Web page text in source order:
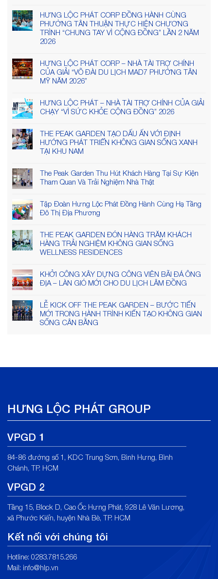
HƯNG LỘC PHÁT CORP ĐỒNG HÀNH CÙNG
PHƯỜNG TÂN THUẬN THỰC HIỆN CHƯƠNG
TRÌNH “CHUNG TAY VÌ CỘNG ĐỒNG” LẦN 2 NĂM
2026
HƯNG LỘC PHÁT CORP – NHÀ TÀI TRỢ CHÍNH
CỦA GIẢI “VÕ ĐÀI DU LỊCH MAD7 PHƯỜNG TÂN
MỸ NĂM 2026”
HƯNG LỘC PHÁT – NHÀ TÀI TRỢ CHÍNH CỦA GIẢI
CHẠY “VÌ SỨC KHỎE CỘNG ĐỒNG” 2026
THE PEAK GARDEN TẠO DẤU ẤN VỚI ĐỊNH
HƯỚNG PHÁT TRIỂN KHÔNG GIAN SỐNG XANH
TẠI KHU NAM
The Peak Garden Thu Hút Khách Hàng Tại Sự Kiện
Tham Quan Và Trải Nghiệm Nhà Thật
Tập Đoàn Hưng Lộc Phát Đồng Hành Cùng Hạ Tầng
Đô Thị Địa Phương
THE PEAK GARDEN ĐÓN HÀNG TRĂM KHÁCH
HÀNG TRẢI NGHIỆM KHÔNG GIAN SỐNG
WELLNESS RESIDENCES
KHỞI CÔNG XÂY DỰNG CÔNG VIÊN BÃI ĐÁ ÔNG
ĐỊA – LÀN GIÓ MỚI CHO DU LỊCH LÂM ĐỒNG
LỄ KICK OFF THE PEAK GARDEN – BƯỚC TIẾN
MỚI TRONG HÀNH TRÌNH KIẾN TẠO KHÔNG GIAN
SỐNG CÂN BẰNG
HƯNG LỘC PHÁT GROUP
VPGD 1
84-86 đường số 1, KDC Trung Sơn, Bình Hưng, Bình
Chánh, TP. HCM
VPGD 2
Tầng 15, Block D, Cao Ốc Hưng Phát, 928 Lê Văn Lương,
xã Phước Kiển, huyện Nhà Bè, TP. HCM
Kết nối với chúng tôi
Hotline: 0283.7815.266
Mail: info@hlp.vn